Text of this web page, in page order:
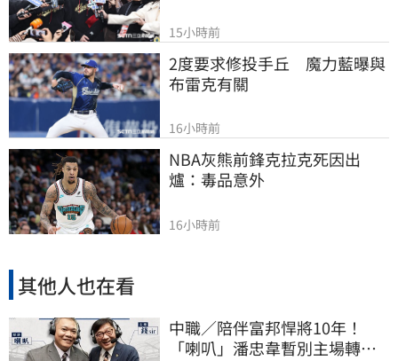
15小時前
2度要求修投手丘　魔力藍曝與
布雷克有關
16小時前
NBA灰熊前鋒克拉克死因出
爐：毒品意外
16小時前
其他人也在看
中職／陪伴富邦悍將10年！
「喇叭」潘忠韋暫別主場轉